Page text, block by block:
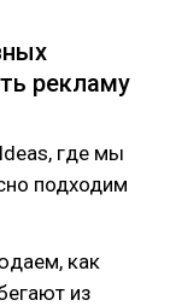
рекламу
где мы
подходим
как
из